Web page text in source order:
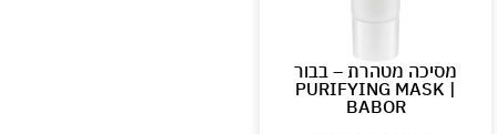
מסיכה מטהרת – בבור
PURIFYING MASK |
BABOR